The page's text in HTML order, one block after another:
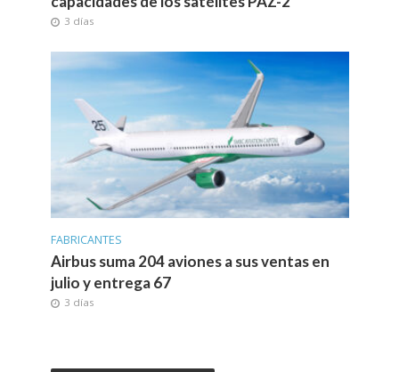
3 días
FABRICANTES
Airbus suma 204 aviones a sus ventas en
julio y entrega 67
3 días